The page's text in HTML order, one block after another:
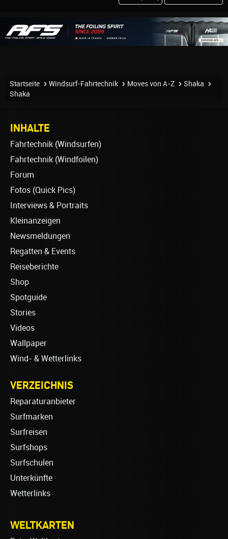
Startseite Windsurf-Fahrtechnik Moves von A-Z
Shaka
Shaka
INHALTE
Fahrtechnik (Windsurfen)
Fahrtechnik (Windfoilen)
Forum
Fotos (Quick Pics)
Interviews & Portraits
Kleinanzeigen
Newsmeldungen
Regatten & Events
Reiseberichte
Shop
Spotguide
Stories
Videos
Wallpaper
Wind- & Wetterlinks
VERZEICHNIS
Reparaturanbieter
Surfmarken
Surfreisen
Surfshops
Surfschulen
Unterkünfte
Wetterlinks
WELTKARTEN